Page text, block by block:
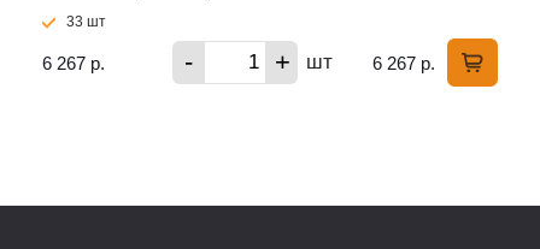
33 шт
6 267 р. - + шт 6 267 р.